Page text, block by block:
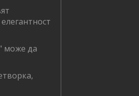
може да